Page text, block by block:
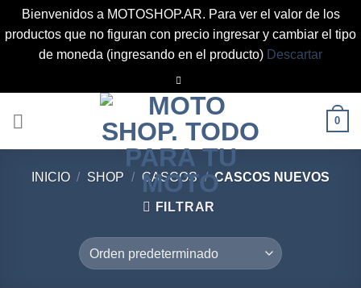
Bienvenidos a MOTOSHOP.AR. Para ver el valor de los
productos que no figuran con precio ingresar y cambiar el tipo
de moneda (ingresando en el producto) Descartar
contenido
0
INICIO / SHOP / CASCOS / CASCOS NUEVOS
FILTRAR